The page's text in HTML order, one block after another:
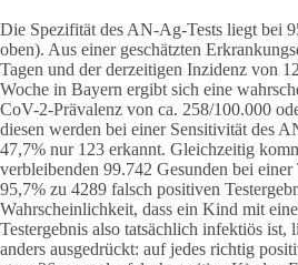
Die Spezifität des AN-Ag-Tests liegt bei
oben). Aus einer geschätzten
Tagen und der derzeitigen Inzidenz von
Woche in Bayern ergibt sich eine
CoV-2-Prävalenz von ca. 258/100.000
diesen werden bei einer Sensitivität des
47,7% nur 123 erkannt. Gleichzeitig
verbleibenden 99.742 Gesunden bei einer
95,7% zu 4289 falsch positiven
Wahrscheinlichkeit, dass ein Kind mit
Testergebnis also tatsächlich infektiös ist,
anders ausgedrückt: auf jedes richtig